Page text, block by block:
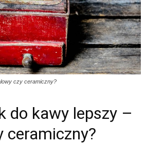
czy ceramiczny?
do kawy lepszy –
ceramiczny?